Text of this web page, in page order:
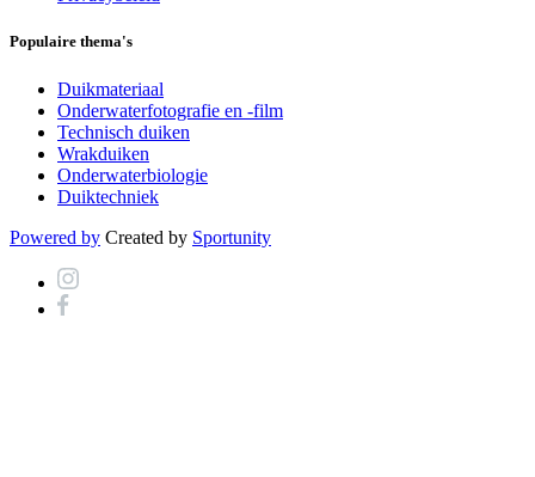
Populaire thema's
Duikmateriaal
Onderwaterfotografie en -film
Technisch duiken
Wrakduiken
Onderwaterbiologie
Duiktechniek
Powered by Created by Sportunity